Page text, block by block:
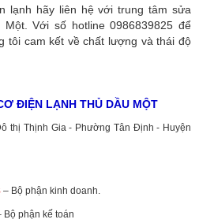
lạnh hãy liên hệ với trung tâm sửa
Với số hotline 0986839825 để
tôi cam kết về chất lượng và thái độ
ĐIỆN LẠNH THỦ DẦU MỘT
thị Thịnh Gia - Phường Tân Định - Huyện
– Bộ phận kinh doanh.
Bộ phận kế toán